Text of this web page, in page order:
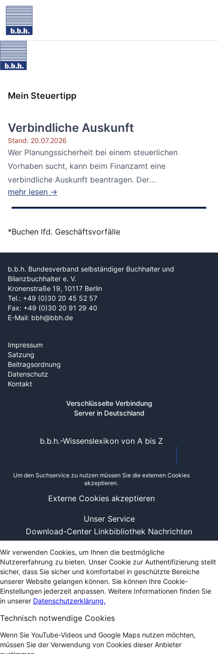
Mein Steuertipp
Verbindliche Auskunft
Stand: 20.07.2026
Wer Planungssicherheit bei einem steuerlichen
Vorhaben sucht, kann beim Finanzamt eine
verbindliche Auskunft beantragen. Der
Bundesfinanzhof...
mehr lesen →
*Buchen lfd. Geschäftsvorfälle
b.b.h. Bundesverband selbständiger Buchhalter und
Bilanzbuchhalter e. V.
Kronenstraße 19, 10117 Berlin
Tel.: +49 (0)30 20 45 52 57
Fax: +49 (0)30 20 91 29 40
E-Mail: bbh@bbh.de
Impressum
Satzung
Beitragsordnung
Datenschutz
Kontakt
Verschlüsselte Verbindung
Server in Deutschland
Unser Service
Download-Center Linkbibliothek Nachrichten
b.b.h.-Wissenslexikon von A bis Z
Um den Suchservice zu nutzen müssen Sie die externen Cookies
akzeptieren.
Externe Cookies akzeptieren
Wir verwenden Cookies, um Ihnen die bestmögliche
Nutzererfahrung zu bieten. Unser Cookie zur Authentifizierung stellt
sicher, dass Sie sicher und komfortabel in geschützte Bereiche
unserer Website gelangen können. Sie können Ihre Cookie-
Einstellungen jederzeit anpassen. Weitere Informationen finden Sie
in unserer Datenschutzerklärung.
Technisch notwendige Cookies
Wenn Sie YouTube-Videos und Google Maps nutzen möchten,
müssen Sie der Verwendung von Cookies dieser Anbieter